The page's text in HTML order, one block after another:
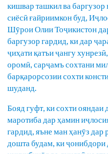
кишвар ташкил ва
сиёсӣ ғайриимкон буд,
Шӯрои Олии Тоҷикистон
баргузор гардид, ки дар
ҷиҳати қатъи ҷангу
оромӣ, сарҷамъ сохтани
барқарорсозии сохти
шуданд.
Бояд гуфт, ки сохти ояндаи
маротиба дар ҳамин
гардид, яъне ман ҳанӯз дар
дошта будам, ки ҷонибдори